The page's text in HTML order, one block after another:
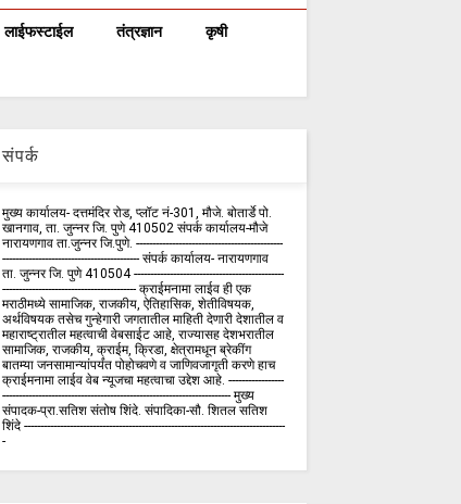
लाईफस्टाईल तंत्रज्ञान कृषी
संपर्क
मुख्य कार्यालय- दत्तमंदिर रोड, प्लॉट नं-301, मौजे. बोतार्डे पो.
खानगाव, ता. जुन्नर जि. पुणे 410502 संपर्क कार्य‍ालय-मौजे
नारायणगाव ता.जुन्नर जि.पुणे. ---------------------------------------------
------------------------------------------ संपर्क कार्यालय- नारायणगाव
ता. जुन्नर जि. पुणे 410504 ----------------------------------------------
----------------------------------------- क्राईमनामा लाईव ही एक
मराठीमध्ये सामाजिक, राजकीय, ऐतिहासिक, शेतीविषयक,
अर्थविषयक तसेच गुन्हेगारी जगतातील माहिती देणारी देशातील व
महाराष्ट्रातील महत्वाची वेबसाईट आहे, राज्यासह देशभरातील
सामाजिक, राजकीय, क्राईम, क्रिडा, क्षेत्रामधून ब्रेकींग
बातम्या जनसामान्यांपर्यंत पोहोचवणे व जाणिवजागृती करणे हाच
क्राईमनामा लाईव वेब न्यूजचा महत्वाचा उद्देश आहे. -----------------
---------------------------------------------------------------------- मुख्य
संपादक-प्रा.सतिश संतोष शिंदे. संपादिका-सौ. शितल सतिश
शिंदे --------------------------------------------------------------------------------
-